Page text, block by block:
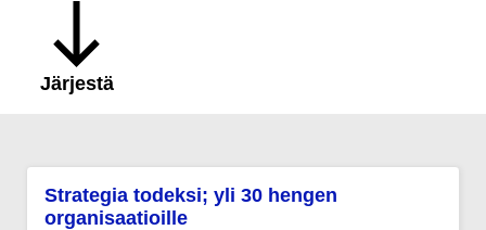
Järjestä
Strategia todeksi; yli 30 hengen
organisaatioille